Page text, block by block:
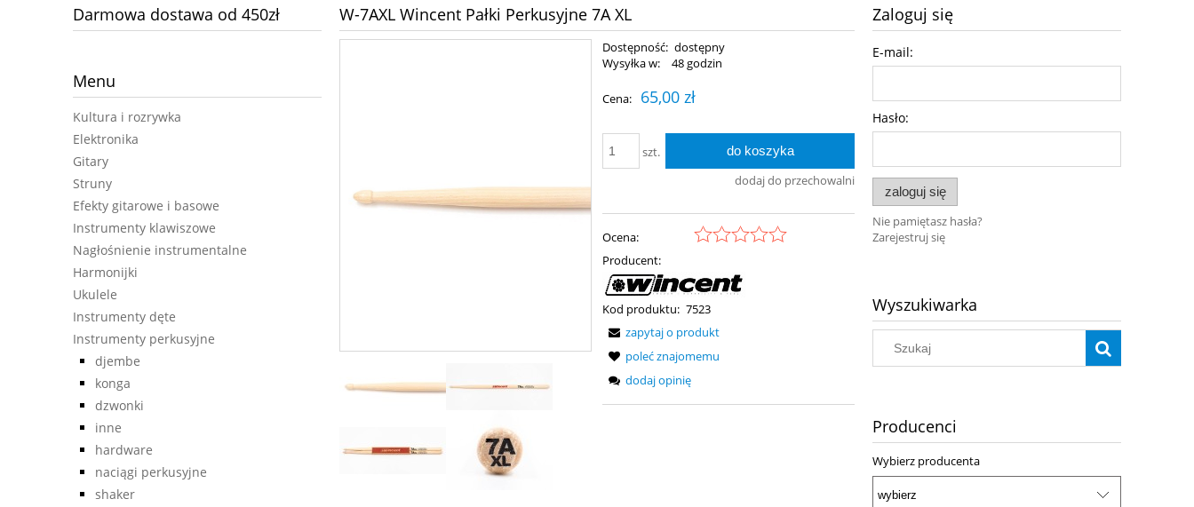
Darmowa dostawa od 450zł
Menu
Kultura i rozrywka
Elektronika
Gitary
Struny
Efekty gitarowe i basowe
Instrumenty klawiszowe
Nagłośnienie instrumentalne
Harmonijki
Ukulele
Instrumenty dęte
Instrumenty perkusyjne
djembe
konga
dzwonki
inne
hardware
naciągi perkusyjne
shaker
W-7AXL Wincent Pałki Perkusyjne 7A XL
Dostępność: dostępny
Wysyłka w:
48 godzin
Cena: 65,00 zł
szt. do koszyka
dodaj do przechowalni
Ocena:
Producent:
Kod produktu: 7523
zapytaj o produkt
poleć znajomemu
dodaj opinię
Zaloguj się
E-mail:
Hasło:
zaloguj się
Nie pamiętasz hasła?
Zarejestruj się
Wyszukiwarka
Producenci
Wybierz producenta